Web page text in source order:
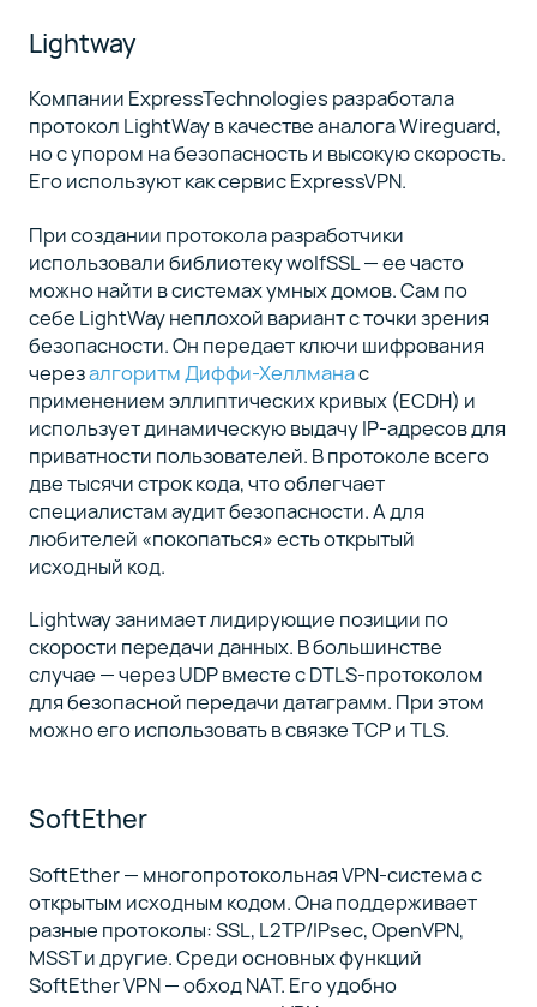
Lightway
Компании ExpressTechnologies разработала
протокол LightWay в качестве аналога Wireguard,
но с упором на безопасность и высокую скорость.
Его используют как сервис ExpressVPN.
При создании протокола разработчики
использовали библиотеку wolfSSL — ее часто
можно найти в системах умных домов. Сам по
себе LightWay неплохой вариант с точки зрения
безопасности. Он передает ключи шифрования
черезалгоритм Диффи-Хеллманас
применением эллиптических кривых (ECDH) и
использует динамическую выдачу IP-адресов для
приватности пользователей. В протоколе всего
две тысячи строк кода, что облегчает
специалистам аудит безопасности. А для
любителей «покопаться» есть открытый
исходный код.
Lightway занимает лидирующие позиции по
скорости передачи данных. В большинстве
случае — через UDP вместе с DTLS-протоколом
для безопасной передачи датаграмм. При этом
можно его использовать в связке TCP и TLS.
SoftEther
SoftEther — многопротокольная VPN-система с
открытым исходным кодом. Она поддерживает
разные протоколы: SSL, L2TP/IPsec, OpenVPN,
MSST и другие. Среди основных функций
SoftEther VPN — обход NAT. Его удобно